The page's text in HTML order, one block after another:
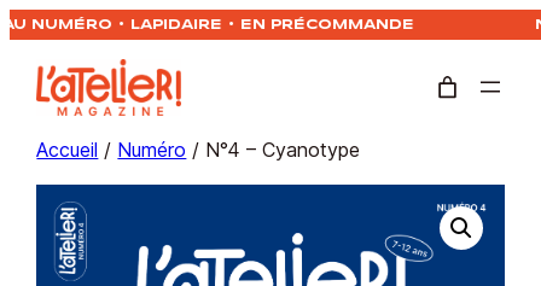
Aller
contenu
NUMÉRO • LAPIDAIRE • EN PRÉCOMMANDE
Accueil / Numéro / N°4 – Cyanotype